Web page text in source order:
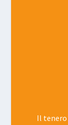
Il tenero